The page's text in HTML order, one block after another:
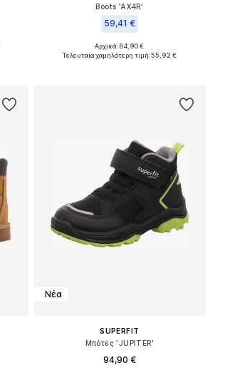
Boots 'AX4R'
59,41 €
Διαθέσιμο σε πολλά μεγέθη
Αρχικά: 84,90 €
Τελευταία χαμηλότερη τιμή:55,92 €
Νέα
SUPERFIT
Μπότες 'JUPITER'
94,90 €